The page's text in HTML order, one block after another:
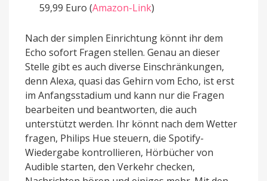
59,99 Euro (Amazon-Link)
Nach der simplen Einrichtung könnt ihr dem
Echo sofort Fragen stellen. Genau an dieser
Stelle gibt es auch diverse Einschränkungen,
denn Alexa, quasi das Gehirn vom Echo, ist erst
im Anfangsstadium und kann nur die Fragen
bearbeiten und beantworten, die auch
unterstützt werden. Ihr könnt nach dem Wetter
fragen, Philips Hue steuern, die Spotify-
Wiedergabe kontrollieren, Hörbücher von
Audible starten, den Verkehr checken,